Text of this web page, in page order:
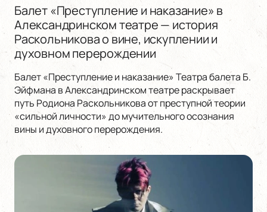
Балет «Преступление и наказание» в
Александринском театре — история
Раскольникова о вине, искуплении и
духовном перерождении
Балет «Преступление и наказание» Театра балета Б.
Эйфмана в Александринском театре раскрывает
путь Родиона Раскольникова от преступной теории
«сильной личности» до мучительного осознания
вины и духовного перерождения.